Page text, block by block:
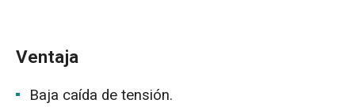
Ventaja
Baja caída de tensión.